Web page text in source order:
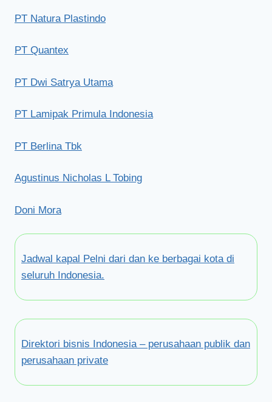
PT Natura Plastindo
PT Quantex
PT Dwi Satrya Utama
PT Lamipak Primula Indonesia
PT Berlina Tbk
Agustinus Nicholas L Tobing
Doni Mora
Jadwal kapal Pelni dari dan ke berbagai kota di
seluruh Indonesia.
Direktori bisnis Indonesia – perusahaan publik dan
perusahaan private